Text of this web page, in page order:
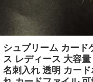
シュプリーム カード
ス レディース 大容
名刺入れ 透明 カー